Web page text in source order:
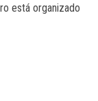
está organizado